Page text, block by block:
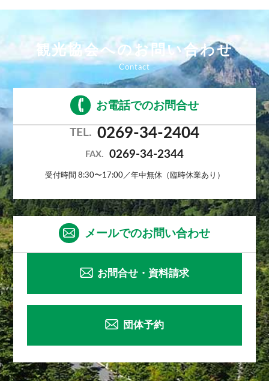
観光協会へのお問い合わせ
お電話でのお問合せ
TEL. 0269-34-2404
FAX. 0269-34-2344
受付時間 8:30〜17:00／年中無休（臨時休業あり）
メールでのお問い合わせ
お問合せ・資料請求
団体予約